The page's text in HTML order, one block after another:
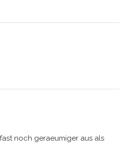
noch geraeumiger aus als